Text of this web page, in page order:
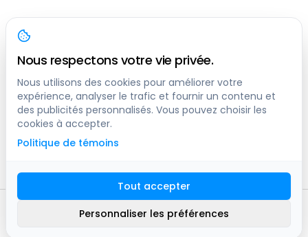
Toronto
150 Ferrand Dr, 6th Floor, Toronto, ON, M3C 3E5, Canada
Vancouver
1200 W 73rd Ave #1415, Vancouver, BC, V6P 6G5, Canada
Calgary
444 5 Ave SW #400 Calgary, AB, T2P 2T8, Canada
2016 -2026
Plan du site
Nous respectons votre vie privée.
Nous utilisons des cookies pour améliorer votre
expérience, analyser le trafic et fournir un contenu et
des publicités personnalisés. Vous pouvez choisir les
cookies à accepter.
Politique de témoins
Tout accepter
Personnaliser les préférences